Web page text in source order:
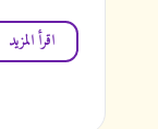
اقرأ المزيد